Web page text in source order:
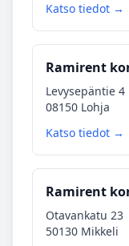
Katso tiedot →
Ramirent
Levysepäntie 4
08150 Lohja
Katso tiedot →
Ramirent
Otavankatu 23
50130 Mikkeli